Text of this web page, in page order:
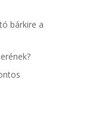
bárkire a